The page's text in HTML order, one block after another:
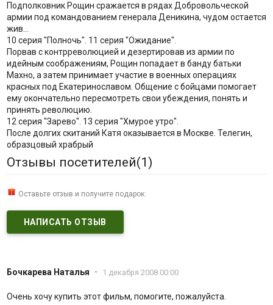
Подполковник Рощин сражается в рядах Добровольческой
армии под командованием генерала Деникина, чудом остается
жив…
10 серия "Полночь". 11 серия "Ожидание".
Порвав с контрреволюцией и дезертировав из армии по
идейным соображениям, Рощин попадает в банду батьки
Махно, а затем принимает участие в военных операциях
красных под Екатеринославом. Общение с бойцами помогает
ему окончательно пересмотреть свои убеждения, понять и
принять революцию.
12 серия "Зарево". 13 серия "Хмурое утро".
После долгих скитаний Катя оказывается в Москве. Телегин,
образцовый храбрый
Отзывы посетителей(1)
Оставьте отзыв и получите подарок:
НАПИСАТЬ ОТЗЫВ
Бочкарева Наталья • 1 декабря 2008 00:00
Очень хочу купить этот фильм, помогите, пожалуйста.